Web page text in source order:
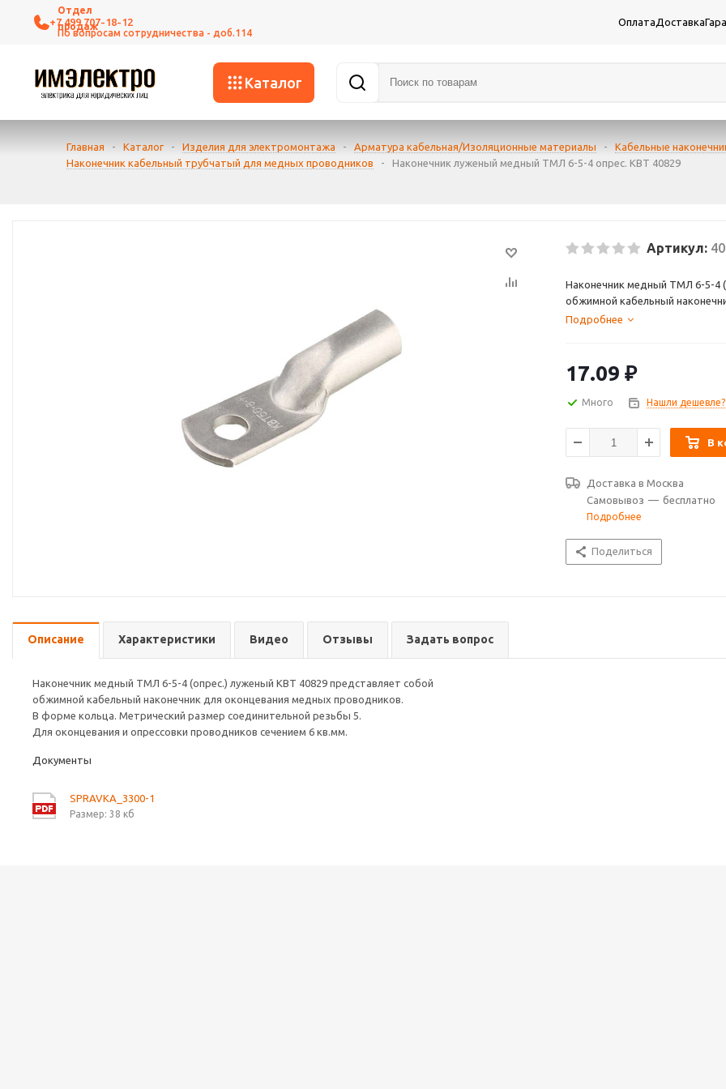
+7 499 707-18-12 ОплатаДоставка
Каталог
Главная - Каталог - Изделия для электромонтажа - Арматура кабельная/Изоляционные материалы - Кабельные
Наконечник кабельный трубчатый для медных проводников
- Наконечник луженый медный ТМЛ 6-5-4 опрес. КВТ 40829
Артикул:
Наконечник медный ТМЛ 6-5-4
обжимной кабельный
В форме кольца. Метрический
Подробнее
17.09 ₽
Много Нашли дешевле?
В
Доставка в Москва
Самовывоз — бесплатно
Подробнее
Поделиться
Описание Характеристики Видео Отзывы Задать вопрос
Наконечник медный ТМЛ 6-5-4 (опрес.) луженый КВТ 40829 представляет собой
обжимной кабельный наконечник для оконцевания медных проводников.
В форме кольца. Метрический размер соединительной резьбы 5.
Для оконцевания и опрессовки проводников сечением 6 кв.мм.
Документы
SPRAVKA_3300-1
Размер: 38 кб